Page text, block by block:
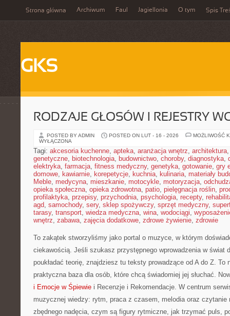
Strona główna Archiwum Faul Jagiellonia O tym Spis
GKS
RODZAJE GŁOSÓW I REJESTRY
POSTED BY ADMIN POSTED ON LUT - 16 - 2026
MOŻLIWOŚĆ
WYŁĄCZONA
Tagi: akcesoria kuchenne, apteka, aranżacja wnętrz, architektura
genetyczne, biotechnologia, budownictwo, choroby, diagnostyka,
elektryka, farmacja, fitness medyczny, genetyka, gotowanie, gry
domowe, kawiarnie, korepetycje, kuchnia, kulinaria, materiały
Meble, medycyna, mieszkanie, motocykle, motoryzacja,
opieka społeczna, opieka zdrowotna, patio, pielęgnacja roślin,
profilaktyka, przepisy, przychodnia, psychologia, recepty,
agd, samochody, sery, sklep spożywczy, sprzęt medyczny,
tarasy, transport, wiedza medyczna, wina, wodociągi,
wnętrz, zabawa, zajęcia dodatkowe, zdrowe żywienie, zdrowie
To zakątek stworzyliśmy jako portal o muzyce, w którym
ciekawością. Jeśli szukasz przystępnego wprowadzenia w świat
poukładać teorię, znajdziesz tu teksty prowadzące od A do Z.
praktyczna baza dla osób, które chcą świadomiej jej słuchać.
i Emocje w Śpiewie i Recenzje i Rekomendacje. W centrum
muzycznej wiedzy: rytm, praca z czasem, melodia oraz czytanie
zbędnego nadęcia, czym są figury rytmiczne, jak trzymać puls,